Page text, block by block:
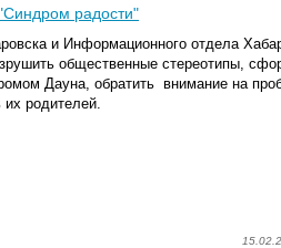
радости"
и Информационного отдела
общественные стереотипы,
Дауна, обратить внимание на
родителей.